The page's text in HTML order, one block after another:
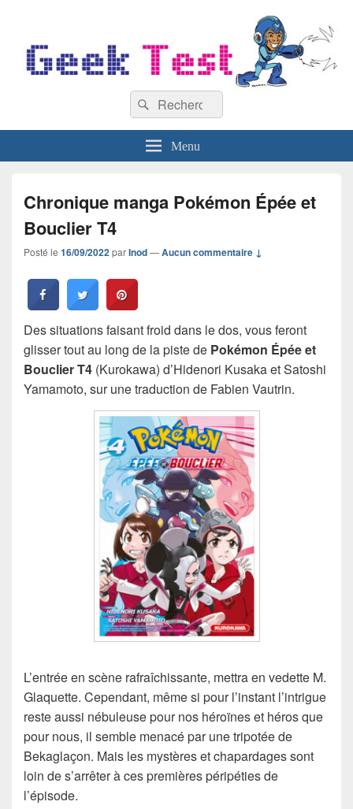
Recherche :
Rechercher
Menu
Chronique manga Pokémon Épée et
Bouclier T4
Posté le 16/09/2022parInod—Aucun commentaire ↓
Des situations faisant froid dans le dos, vous feront
glisser tout au long de la piste de Pokémon Épée et
Bouclier T4 (Kurokawa) d’Hidenori Kusaka et Satoshi
Yamamoto, sur une traduction de Fabien Vautrin.
L’entrée en scène rafraîchissante, mettra en vedette M.
Glaquette. Cependant, même si pour l’instant l’intrigue
reste aussi nébuleuse pour nos héroïnes et héros que
pour nous, il semble menacé par une tripotée de
Bekaglaçon. Mais les mystères et chapardages sont
loin de s’arrêter à ces premières péripéties de
l’épisode.